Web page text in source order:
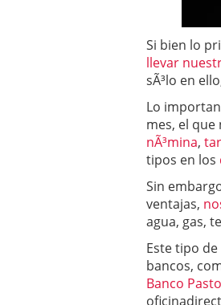
Si bien lo
llevar
sÃ³lo en
Lo
mes, el que
nÃ³mina,
tipos en los
Sin
ventajas,
agua, gas,
Este tipo
bancos,
Banco